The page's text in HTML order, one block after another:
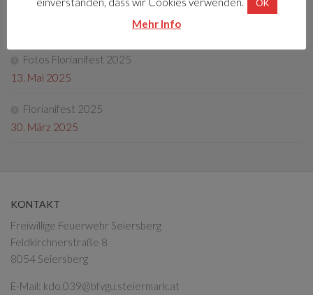
Tag der offenen Tür 2025
Fotos Florianifest 2025
13. Mai 2025
Florianifest 2025
30. März 2025
KONTAKT
Freiwillige Feuerwehr Seiersberg
Feldkirchnerstraße 8
8054 Seiersberg
E-Mail: kdo.039@bfvgu.steiermark.at
OK
Mehr Info